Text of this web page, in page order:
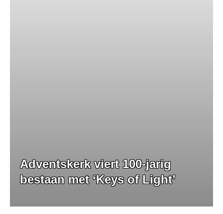
Adventskerk viert 100-jarig
bestaan met ‘Keys of Light’